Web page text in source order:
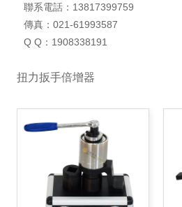
聯系電話：13817399759
傳真：021-61993587
Q Q：1908338191
扭力扳手倍增器